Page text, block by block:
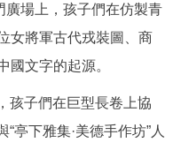
投資項目
廣場上，孩子們在仿製青
女將軍古代戎裝圖、商
國文字的起源。
孩子們在巨型長卷上協
亭下雅集·美德手作坊”人